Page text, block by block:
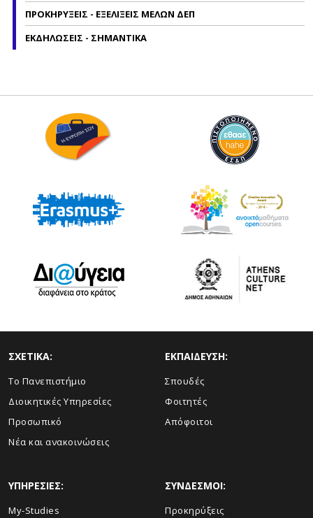
ΠΡΟΚΗΡΥΞΕΙΣ - ΕΞΕΛΙΞΕΙΣ ΜΕΛΩΝ ΔΕΠ
ΕΚΔΗΛΩΣΕΙΣ - ΣΗΜΑΝΤΙΚΑ
ΣΧΕΤΙΚΑ:
Το Πανεπιστήμιο
Διοικητικές Υπηρεσίες
Προσωπικό
Νέα και ανακοινώσεις
ΕΚΠΑΙΔΕΥΣΗ:
Σπουδές
Φοιτητές
Απόφοιτοι
ΥΠΗΡΕΣΙΕΣ:
My-Studies
ΣΥΝΔΕΣΜΟΙ:
Προκηρύξεις